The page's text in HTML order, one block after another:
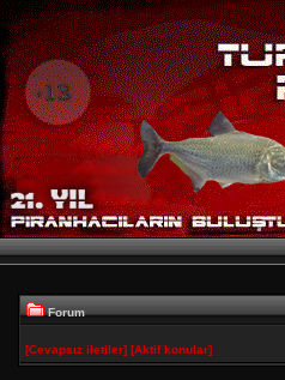
Forum
[Cevapsız iletiler] [Aktif konular]